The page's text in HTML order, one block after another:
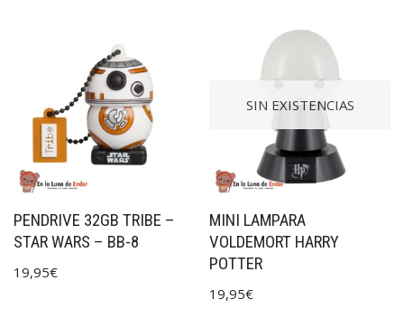
PENDRIVE 32GB TRIBE –
STAR WARS – BB-8
19,95€
SIN EXISTENCIAS
MINI LAMPARA
VOLDEMORT HARRY
POTTER
19,95€